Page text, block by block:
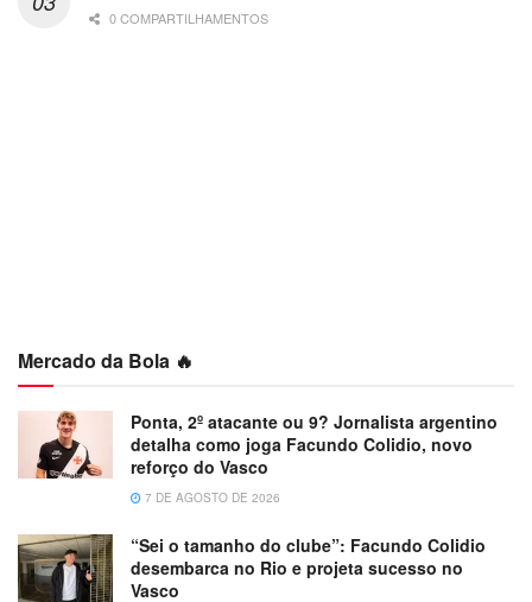
0 COMPARTILHAMENTOS
Mercado da Bola 🔥
Ponta, 2º atacante ou 9? Jornalista argentino
detalha como joga Facundo Colidio, novo
reforço do Vasco
7 DE AGOSTO DE 2026
“Sei o tamanho do clube”: Facundo Colidio
desembarca no Rio e projeta sucesso no
Vasco